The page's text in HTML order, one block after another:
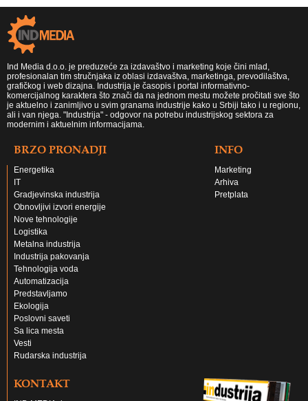
Ind Media d.o.o. je preduzeće za izdavaštvo i marketing koje čini mlad,
profesionalan tim stručnjaka iz oblasi izdavaštva, marketinga, prevodilaštva,
grafičkog i web dizajna. Industrija je časopis i portal informativno-
komercijalnog karaktera što znači da na jednom mestu možete pročitati sve što
je aktuelno i zanimljivo u svim granama industrije kako u Srbiji tako i u regionu,
ali i van njega. "Industrija" - odgovor na potrebu industrijskog sektora za
modernim i aktuelnim informacijama.
BRZO PRONADJI
Energetika
IT
Gradjevinska industrija
Obnovljivi izvori energije
Nove tehnologije
Logistika
Metalna industrija
Industrija pakovanja
Tehnologija voda
Automatizacija
Predstavljamo
Ekologija
Poslovni saveti
Sa lica mesta
Vesti
Rudarska industrija
INFO
Marketing
Arhiva
Pretplata
KONTAKT